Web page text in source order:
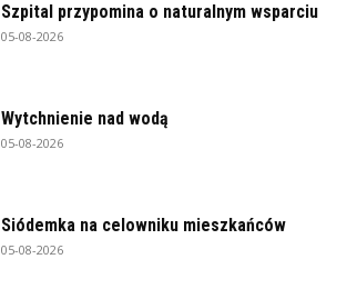
Szpital przypomina o naturalnym wsparciu
05-08-2026
Wytchnienie nad wodą
05-08-2026
Siódemka na celowniku mieszkańców
05-08-2026